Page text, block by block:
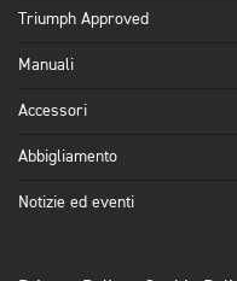
Triumph Approved
Manuali
Accessori
Abbigliamento
Notizie ed eventi